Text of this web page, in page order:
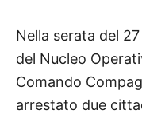
Nella serata del
del Nucleo
Comando
arrestato due